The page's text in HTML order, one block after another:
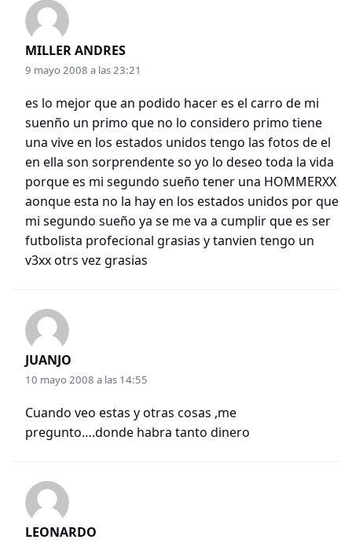
MILLER ANDRES
9 mayo 2008 a las 23:21
es lo mejor que an podido hacer es el carro de mi
suenño un primo que no lo considero primo tiene
una vive en los estados unidos tengo las fotos de el
en ella son sorprendente so yo lo deseo toda la vida
porque es mi segundo sueño tener una HOMMERXX
aonque esta no la hay en los estados unidos por que
mi segundo sueño ya se me va a cumplir que es ser
futbolista profecional grasias y tanvien tengo un
v3xx otrs vez grasias
JUANJO
10 mayo 2008 a las 14:55
Cuando veo estas y otras cosas ,me
pregunto….donde habra tanto dinero
LEONARDO